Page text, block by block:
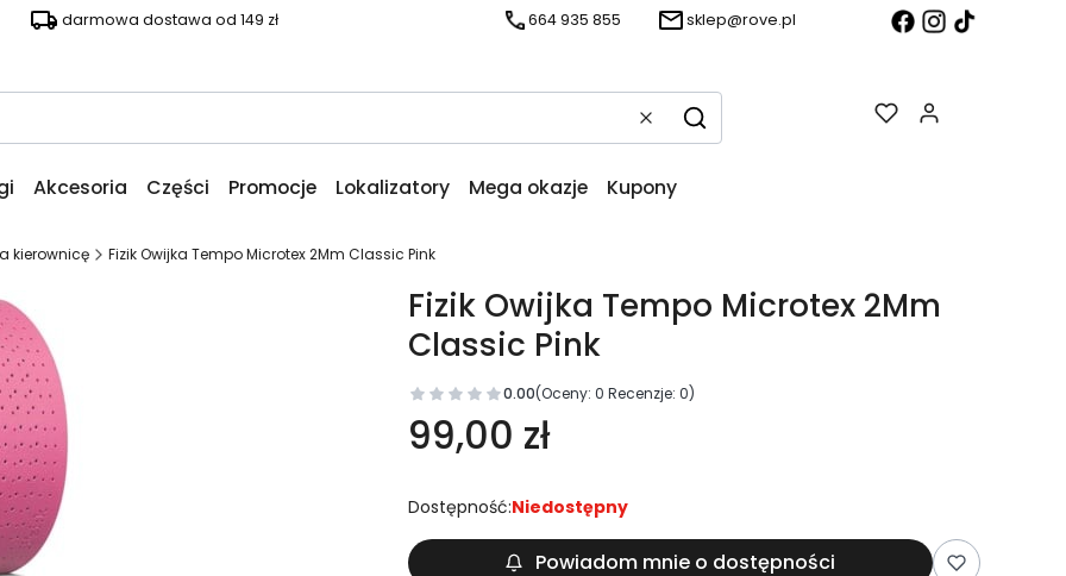
darmowa dostawa od 149 zł 664 935 855 sklep@rove.pl
WyczyśćSzukaj
Akcesoria Części Promocje Lokalizatory Mega okazje Kupony
kierownicę Fizik Owijka Tempo Microtex 2Mm Classic Pink
Fizik Owijka Tempo Microtex 2Mm
Classic Pink
0.00(Oceny: 0 Recenzje: 0)
99,00 zł
Dostępność:Niedostępny
Powiadom mnie o dostępności